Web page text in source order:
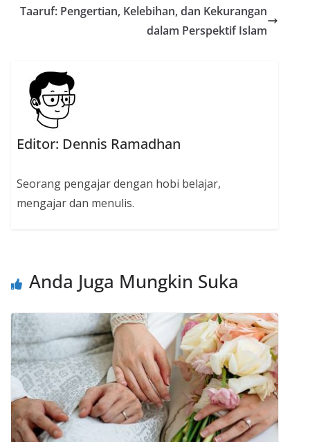
Taaruf: Pengertian, Kelebihan, dan Kekurangan
dalam Perspektif Islam
Editor: Dennis Ramadhan
Seorang pengajar dengan hobi belajar,
mengajar dan menulis.
Anda Juga Mungkin Suka